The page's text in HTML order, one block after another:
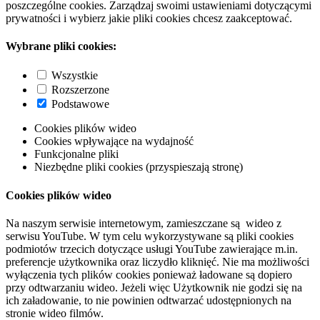
poszczególne cookies. Zarządzaj swoimi ustawieniami dotyczącymi
prywatności i wybierz jakie pliki cookies chcesz zaakceptować.
Wybrane pliki cookies:
Wszystkie
Rozszerzone
Podstawowe
Cookies plików wideo
Cookies wpływające na wydajność
Funkcjonalne pliki
Niezbędne pliki cookies (przyspieszają stronę)
Cookies plików wideo
Na naszym serwisie internetowym, zamieszczane są wideo z
serwisu YouTube. W tym celu wykorzystywane są pliki cookies
podmiotów trzecich dotyczące usługi YouTube zawierające m.in.
preferencje użytkownika oraz liczydło kliknięć. Nie ma możliwości
wyłączenia tych plików cookies ponieważ ładowane są dopiero
przy odtwarzaniu wideo. Jeżeli więc Użytkownik nie godzi się na
ich załadowanie, to nie powinien odtwarzać udostępnionych na
stronie wideo filmów.